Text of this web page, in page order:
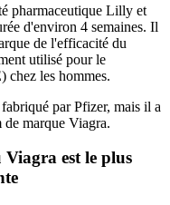
pharmaceutique Lilly et
d'environ 4 semaines. Il
de l'efficacité du
utilisé pour le
chez les hommes.
par Pfizer, mais il a
de marque Viagra.
est le plus